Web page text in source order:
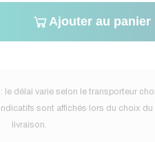
Ajouter au panier
le délai varie selon le transporteur
sont affichés lors du choix
livraison.